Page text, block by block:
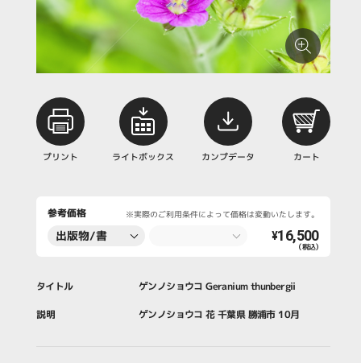
プリント ライトボックス カンプデータ カート
参考価格 ※実際のご利用条件によって価格は変動いたします。
出版物/書
¥16,500
（税込）
タイトル ゲンノショウコ Geranium thunbergii
説明 ゲンノショウコ 花 千葉県 勝浦市 10月